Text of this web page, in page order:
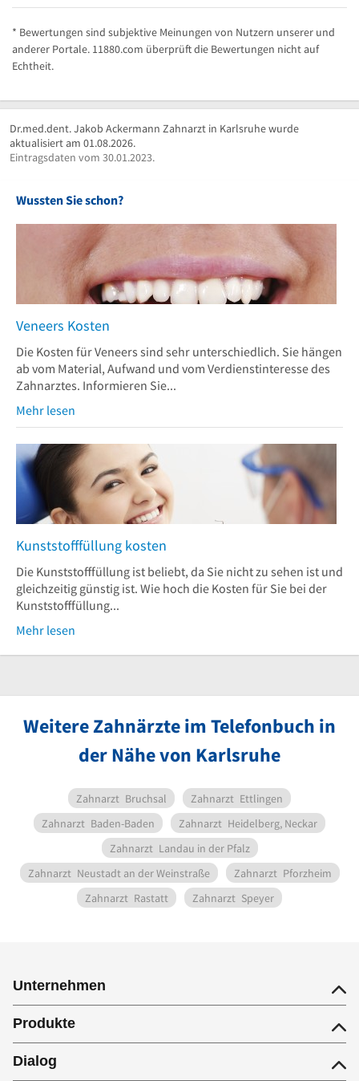
* Bewertungen sind subjektive Meinungen von Nutzern unserer und
anderer Portale. 11880.com überprüft die Bewertungen nicht auf
Echtheit.
Dr.med.dent. Jakob Ackermann Zahnarzt in Karlsruhe wurde
aktualisiert am 01.08.2026.
Eintragsdaten vom 30.01.2023.
Wussten Sie schon?
Veneers Kosten
Die Kosten für Veneers sind sehr unterschiedlich. Sie hängen
ab vom Material, Aufwand und vom Verdienstinteresse des
Zahnarztes. Informieren Sie...
Mehr lesen
Kunststofffüllung kosten
Die Kunststofffüllung ist beliebt, da Sie nicht zu sehen ist und
gleichzeitig günstig ist. Wie hoch die Kosten für Sie bei der
Kunststofffüllung...
Mehr lesen
Weitere Zahnärzte im Telefonbuch in
der Nähe von Karlsruhe
Zahnarzt Bruchsal Zahnarzt Ettlingen
Zahnarzt Baden-Baden Zahnarzt Heidelberg, Neckar
Zahnarzt Landau in der Pfalz
Zahnarzt Neustadt an der Weinstraße Zahnarzt Pforzheim
Zahnarzt Rastatt Zahnarzt Speyer
Unternehmen
Produkte
Dialog